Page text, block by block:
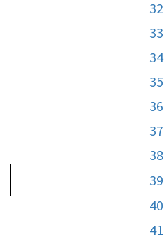
32
33
34
35
36
37
38
39
40
41